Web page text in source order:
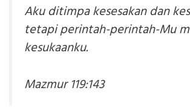
Aku ditimpa kesesakan dan
tetapi perintah-perintah-Mu
kesukaanku.
Mazmur 119:143